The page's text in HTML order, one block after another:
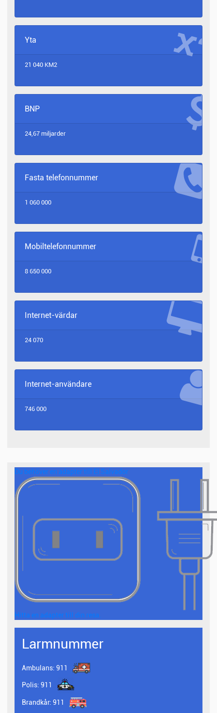
Yta
21 040 KM2
BNP
24,67 miljarder
Fasta telefonnummer
1 060 000
Mobiltelefonnummer
8 650 000
Internet-värdar
24 070
Internet-användare
746 000
Du behöver en adapter till El Salvador
Hitta en adapter till din resa.
Larmnummer
Ambulans: 911
Polis: 911
Brandkår: 911